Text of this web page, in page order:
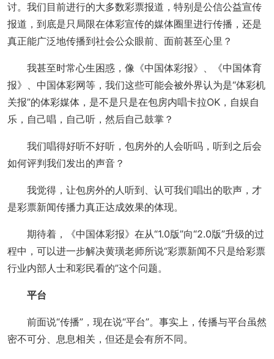
讨。我们目前进行的大多数彩票报道，特别是公信公益宣传
报道，到底是只局限在体彩宣传的媒体圈里进行传播，还是
真正能广泛地传播到社会公众眼前、面前甚至心里？
我甚至时常心生困惑，像《中国体彩报》、《中国体育
报》、中国体彩网等，我们这些可能会被外界认为是“体彩机
关报”的体彩媒体，是不是只是在包房内唱卡拉OK，自娱自
乐，自己唱，自己听，然后自己鼓掌？
我们唱得好听不好听，包房外的人会听吗，听到之后会
如何评判我们发出的声音？
我觉得，让包房外的人听到、认可我们唱出的歌声，才
是彩票新闻传播力真正达成效果的体现。
期待着，《中国体彩报》在从“1.0版”向“2.0版”升级的过
程中，可以进一步解决黄璜老师所说“彩票新闻不只是给彩票
行业内部人士和彩民看的”这个问题。
平台
前面说“传播”，现在说“平台”。事实上，传播与平台虽然
密不可分、息息相关，但还是会有所不同。